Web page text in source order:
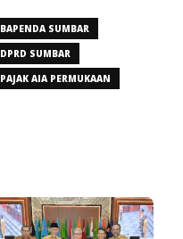
BAPENDA SUMBAR
DPRD SUMBAR
PAJAK AIA PERMUKAAN